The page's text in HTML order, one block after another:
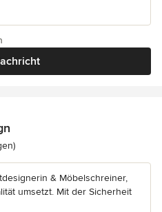
5 von 5 Sternen
& Möbelschreiner,
umsetzt. Mit der Sicherheit